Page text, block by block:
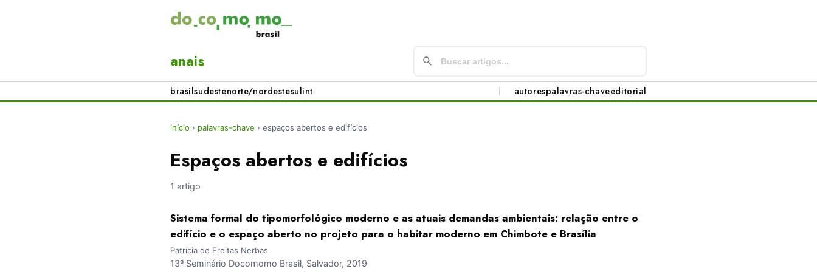
anais
brasilsudestenorte/nordestesulint autorespalavras-chaveeditorial
início › palavras-chave › espaços abertos e edifícios
Espaços abertos e edifícios
1 artigo
Sistema formal do tipomorfológico moderno e as atuais demandas ambientais: relação entre o
edifício e o espaço aberto no projeto para o habitar moderno em Chimbote e Brasília
Patrícia de Freitas Nerbas
13º Seminário Docomomo Brasil, Salvador, 2019